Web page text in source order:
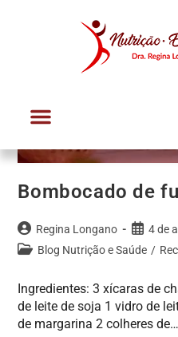
Bombocado de
Regina Longano
4 de
Blog Nutrição e Saúde /
Ingredientes: 3 xícaras de
de leite de soja 1 vidro de
de margarina 2 colheres de…